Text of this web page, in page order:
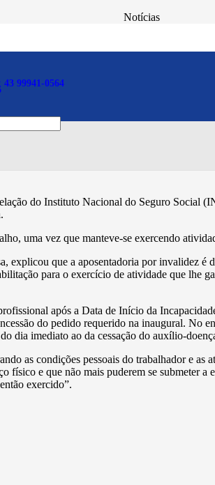
43 99941-0564
Notícias
após
do Instituto Nacional do Seguro Social
uma vez que manteve-se exercendo
explicou que a aposentadoria por invalidez
para o exercício de atividade que lhe
após a Data de Início da
do pedido requerido na inaugural. No
dia imediato ao da cessação do auxílio-
as condições pessoais do trabalhador e
físico e que não mais puderem se submeter
exercido”.